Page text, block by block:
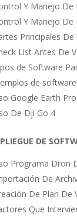
Y Manejo
Y Manejo De
Principales
List Antes De
de Software
de
Google Earth
De Dji Go 4
DE
Programa Dron
De
De Plan De
Que